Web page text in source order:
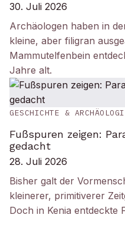
30. Juli 2026
Archäologen haben in
kleine, aber filigran
Mammutelfenbein
Jahre alt.
GESCHICHTE &
Fußspuren zeigen:
gedacht
28. Juli 2026
Bisher galt der
kleinerer, primitiverer
Doch in Kenia entdeckte